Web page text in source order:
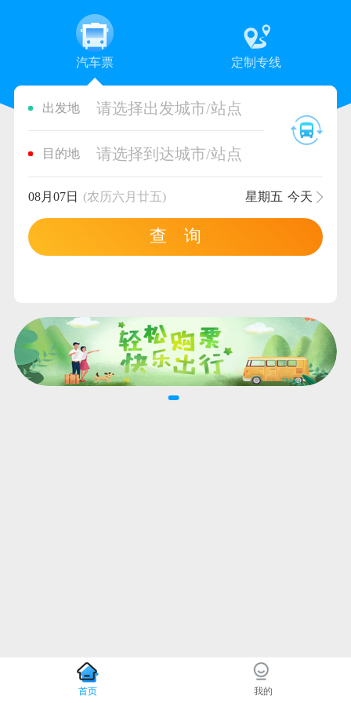
汽车票 定制专线
出发地 请选择出发城市/站点
目的地 请选择到达城市/站点
08月07日 (农历六月廿五) 星期五 今天
查 询
首页 我的